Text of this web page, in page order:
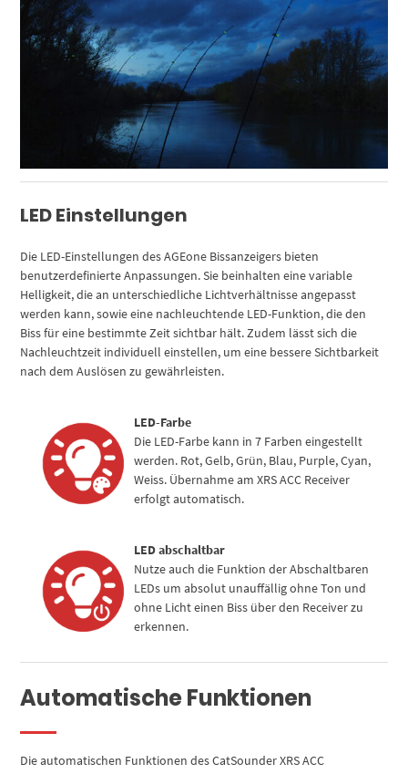
LED Einstellungen
Die LED-Einstellungen des AGEone Bissanzeigers bieten
benutzerdefinierte Anpassungen. Sie beinhalten eine variable
Helligkeit, die an unterschiedliche Lichtverhältnisse angepasst
werden kann, sowie eine nachleuchtende LED-Funktion, die den
Biss für eine bestimmte Zeit sichtbar hält. Zudem lässt sich die
Nachleuchtzeit individuell einstellen, um eine bessere Sichtbarkeit
nach dem Auslösen zu gewährleisten.
LED-Farbe
Die LED-Farbe kann in 7 Farben eingestellt
werden. Rot, Gelb, Grün, Blau, Purple, Cyan,
Weiss. Übernahme am XRS ACC Receiver
erfolgt automatisch.
LED abschaltbar
Nutze auch die Funktion der Abschaltbaren
LEDs um absolut unauffällig ohne Ton und
ohne Licht einen Biss über den Receiver zu
erkennen.
Automatische Funktionen
Die automatischen Funktionen des CatSounder XRS ACC